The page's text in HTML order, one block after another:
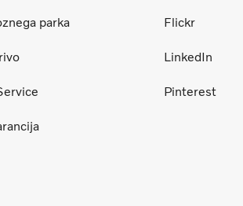
parka Flickr
LinkedIn
Pinterest